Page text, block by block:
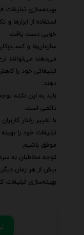
بهینه‌سازی تبلیغات
استفاده از ابزارها
خوبی دست یافت.
سازمان‌ها و
می‌دهند می‌توانند
تبلیغاتی خود را
دهند.
باید به این نکته
دائمی است.
با تغییر رفتار
تبلیغات خود را
موفق باشیم.
توجه مخاطبان به
بیش از هر زمان
بهینه‌سازی